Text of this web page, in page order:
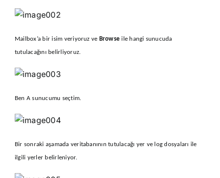
Mailbox’a bir isim veriyoruz ve Browse ile hangi sunucuda
tutulacağını belirliyoruz.
Ben A sunucumu seçtim.
Bir sonraki aşamada veritabanının tutulacağı yer ve log dosyaları ile
ilgili yerler belirleniyor.